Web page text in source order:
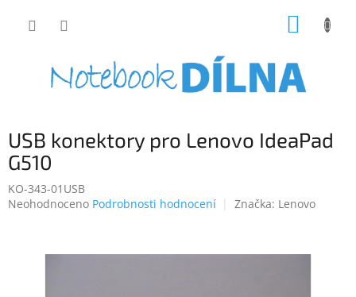
USB konektory pro Lenovo IdeaPad
G510
KO-343-01USB
Průměrné
Neohodnoceno Podrobnosti hodnocení Značka: Lenovo